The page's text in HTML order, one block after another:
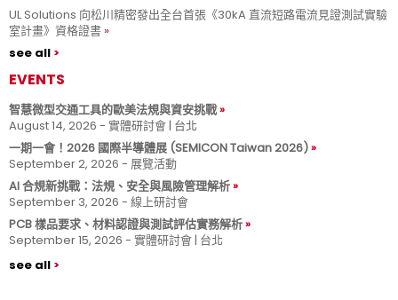
UL Solutions 向松川精密發出全台首張《30kA 直流短路電流見證測試實驗
室計畫》資格證書
see all
EVENTS
智慧微型交通工具的歐美法規與資安挑戰
August 14, 2026 - 實體研討會 | 台北
一期一會！2026 國際半導體展 (SEMICON Taiwan 2026)
September 2, 2026 - 展覽活動
AI 合規新挑戰：法規、安全與風險管理解析
September 3, 2026 - 線上研討會
PCB 樣品要求、材料認證與測試評估實務解析
September 15, 2026 - 實體研討會 | 台北
see all